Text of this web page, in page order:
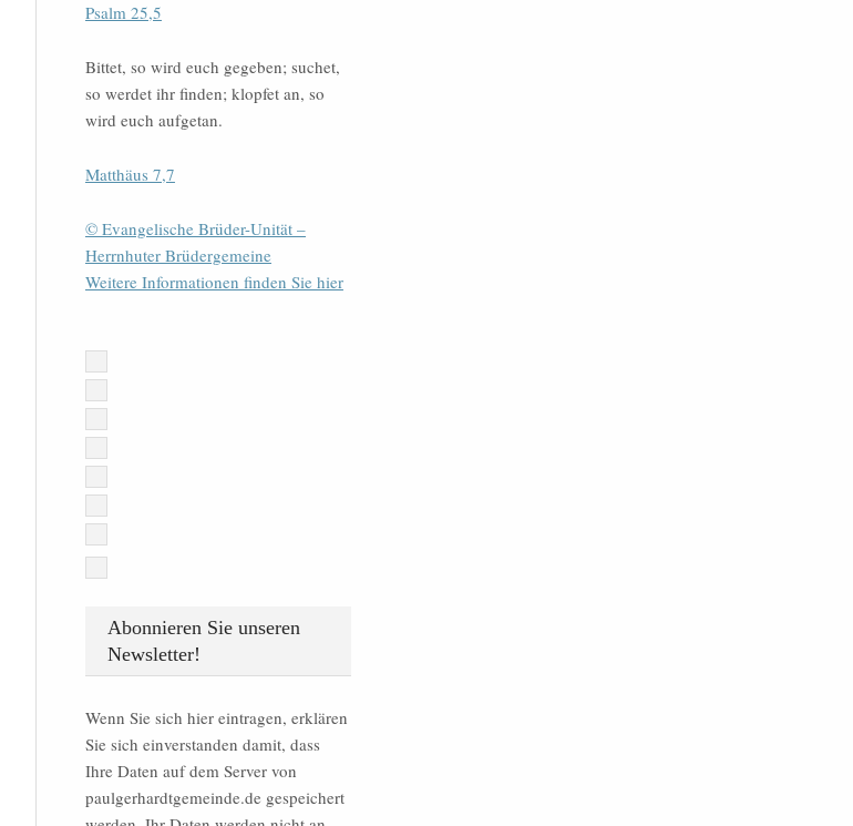
Psalm 25,5
Bittet, so wird euch gegeben; suchet,
so werdet ihr finden; klopfet an, so
wird euch aufgetan.
Matthäus 7,7
© Evangelische Brüder-Unität –
Herrnhuter Brüdergemeine
Weitere Informationen finden Sie hier
Abonnieren Sie unseren
Newsletter!
Wenn Sie sich hier eintragen, erklären
Sie sich einverstanden damit, dass
Ihre Daten auf dem Server von
paulgerhardtgemeinde.de gespeichert